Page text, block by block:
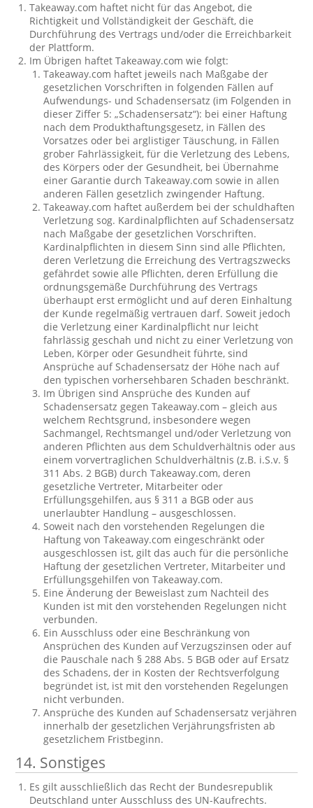
Takeaway.com haftet nicht für das Angebot, die
Richtigkeit und Vollständigkeit der Geschäft, die
Durchführung des Vertrags und/oder die Erreichbarkeit
der Plattform.
Im Übrigen haftet Takeaway.com wie folgt:
Takeaway.com haftet jeweils nach Maßgabe der
gesetzlichen Vorschriften in folgenden Fällen auf
Aufwendungs- und Schadensersatz (im Folgenden in
dieser Ziffer 5: „Schadensersatz“): bei einer Haftung
nach dem Produkthaftungsgesetz, in Fällen des
Vorsatzes oder bei arglistiger Täuschung, in Fällen
grober Fahrlässigkeit, für die Verletzung des Lebens,
des Körpers oder der Gesundheit, bei Übernahme
einer Garantie durch Takeaway.com sowie in allen
anderen Fällen gesetzlich zwingender Haftung.
Takeaway.com haftet außerdem bei der schuldhaften
Verletzung sog. Kardinalpflichten auf Schadensersatz
nach Maßgabe der gesetzlichen Vorschriften.
Kardinalpflichten in diesem Sinn sind alle Pflichten,
deren Verletzung die Erreichung des Vertragszwecks
gefährdet sowie alle Pflichten, deren Erfüllung die
ordnungsgemäße Durchführung des Vertrags
überhaupt erst ermöglicht und auf deren Einhaltung
der Kunde regelmäßig vertrauen darf. Soweit jedoch
die Verletzung einer Kardinalpflicht nur leicht
fahrlässig geschah und nicht zu einer Verletzung von
Leben, Körper oder Gesundheit führte, sind
Ansprüche auf Schadensersatz der Höhe nach auf
den typischen vorhersehbaren Schaden beschränkt.
Im Übrigen sind Ansprüche des Kunden auf
Schadensersatz gegen Takeaway.com – gleich aus
welchem Rechtsgrund, insbesondere wegen
Sachmangel, Rechtsmangel und/oder Verletzung von
anderen Pflichten aus dem Schuldverhältnis oder aus
einem vorvertraglichen Schuldverhältnis (z.B. i.S.v. §
311 Abs. 2 BGB) durch Takeaway.com, deren
gesetzliche Vertreter, Mitarbeiter oder
Erfüllungsgehilfen, aus § 311 a BGB oder aus
unerlaubter Handlung – ausgeschlossen.
Soweit nach den vorstehenden Regelungen die
Haftung von Takeaway.com eingeschränkt oder
ausgeschlossen ist, gilt das auch für die persönliche
Haftung der gesetzlichen Vertreter, Mitarbeiter und
Erfüllungsgehilfen von Takeaway.com.
Eine Änderung der Beweislast zum Nachteil des
Kunden ist mit den vorstehenden Regelungen nicht
verbunden.
Ein Ausschluss oder eine Beschränkung von
Ansprüchen des Kunden auf Verzugszinsen oder auf
die Pauschale nach § 288 Abs. 5 BGB oder auf Ersatz
des Schadens, der in Kosten der Rechtsverfolgung
begründet ist, ist mit den vorstehenden Regelungen
nicht verbunden.
Ansprüche des Kunden auf Schadensersatz verjähren
innerhalb der gesetzlichen Verjährungsfristen ab
gesetzlichem Fristbeginn.
14. Sonstiges
Es gilt ausschließlich das Recht der Bundesrepublik
Deutschland unter Ausschluss des UN-Kaufrechts.